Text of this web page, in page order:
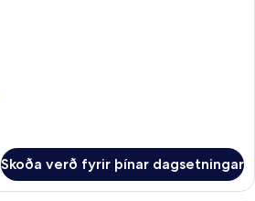
Skoða verð fyrir þínar dagsetningar